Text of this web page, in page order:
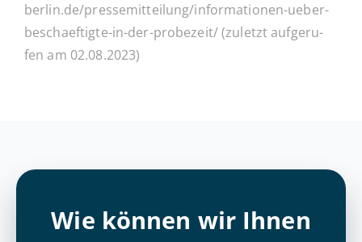
berlin.de/pressemitteilung/informationen-ueber-
beschaeftigte-in-der-probezeit/(zuletzt auf­ge­ru­
fen am 02.08.2023)
Wie können wir Ihnen